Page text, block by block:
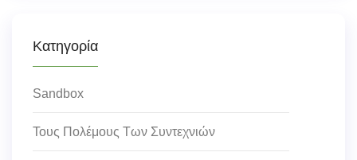
Κατηγορία
Sandbox
Τους Πολέμους Των Συντεχνιών